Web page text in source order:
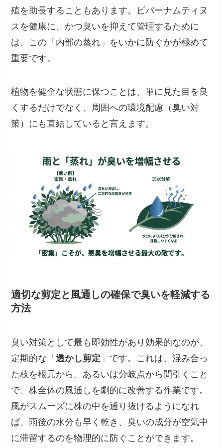
殖を助長することもあります。ビバーナムティヌ
スを健康に、かつ臭いを抑えて管理するために
は、この「内部の蒸れ」をいかに防ぐかが極めて
重要です。
植物を健全な状態に保つことは、単に見た目を良
くするだけでなく、周囲への環境配慮（臭い対
策）にも直結していると言えます。
適切な剪定と風通しの確保で臭いを軽減する
方法
臭い対策として最も即効性があり効果的なのが、
定期的な「透かし剪定 」です。これは、混み合っ
た枝を根元から、あるいは分岐点から間引くこと
で、株全体の風通しを劇的に改善する作業です。
風がスムーズに株の中を通り抜けるようになれ
ば、雨後の水分も早く乾き、臭いの成分が空気中
に滞留するのを物理的に防ぐことができます。